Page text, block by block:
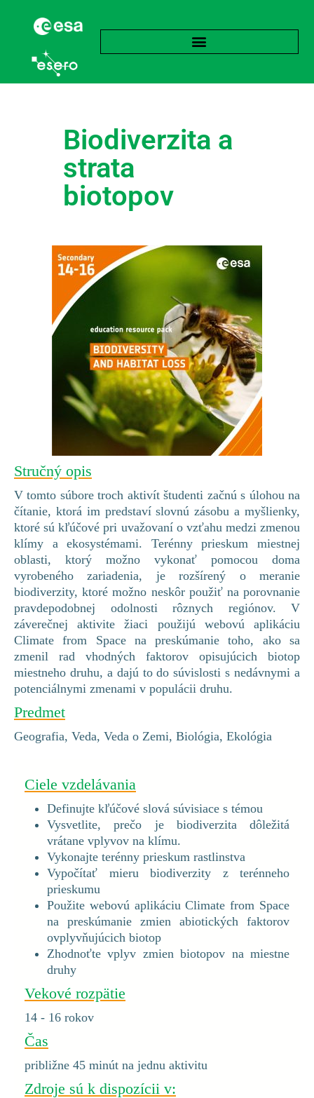
Biodiverzita a
strata
biotopov
Stručný opis
V tomto súbore troch aktivít študenti začnú s úlohou na
čítanie, ktorá im predstaví slovnú zásobu a myšlienky,
ktoré sú kľúčové pri uvažovaní o vzťahu medzi zmenou
klímy a ekosystémami. Terénny prieskum miestnej
oblasti, ktorý možno vykonať pomocou doma
vyrobeného zariadenia, je rozšírený o meranie
biodiverzity, ktoré možno neskôr použiť na porovnanie
pravdepodobnej odolnosti rôznych regiónov. V
záverečnej aktivite žiaci použijú webovú aplikáciu
Climate from Space na preskúmanie toho, ako sa
zmenil rad vhodných faktorov opisujúcich biotop
miestneho druhu, a dajú to do súvislosti s nedávnymi a
potenciálnymi zmenami v populácii druhu.
Predmet
Geografia, Veda, Veda o Zemi, Biológia, Ekológia
Ciele vzdelávania
Definujte kľúčové slová súvisiace s témou
Vysvetlite, prečo je biodiverzita dôležitá
vrátane vplyvov na klímu.
Vykonajte terénny prieskum rastlinstva
Vypočítať mieru biodiverzity z terénneho
prieskumu
Použite webovú aplikáciu Climate from Space
na preskúmanie zmien abiotických faktorov
ovplyvňujúcich biotop
Zhodnoťte vplyv zmien biotopov na miestne
druhy
Vekové rozpätie
14 - 16 rokov
Čas
približne 45 minút na jednu aktivitu
Zdroje sú k dispozícii v: